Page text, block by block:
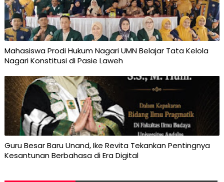
Mahasiswa Prodi Hukum Nagari UMN Belajar Tata Kelola
Nagari Konstitusi di Pasie Laweh ‎
Guru Besar Baru Unand, Ike Revita Tekankan Pentingnya
Kesantunan Berbahasa di Era Digital